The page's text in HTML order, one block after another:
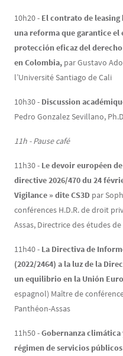
10h20 - El contrato de
una reforma que garantice
protección eficaz del
en Colombia, par Gustavo
l’Université Santiago de Cali
10h30 - Discussion
Pedro Gonzalez Sevillano,
11h - Pause café
11h30 - Le devoir européen
directive 2026/470 du 24
Vigilance » dite CS3D par
conférences H.D.R. de droit
Assas, Directrice des études de
11h40 - La Directiva de
(2022/2464) a la luz de la
un equilibrio en la Unión
espagnol) Maître de
Panthéon-Assas
11h50 -Gobernanza climática
régimen de servicios